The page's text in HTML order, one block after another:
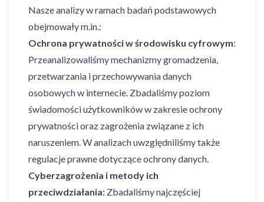
Nasze analizy w ramach badań podstawowych
obejmowały m.in.:
Ochrona prywatności w środowisku cyfrowym:
Przeanalizowaliśmy mechanizmy gromadzenia,
przetwarzania i przechowywania danych
osobowych w internecie. Zbadaliśmy poziom
świadomości użytkowników w zakresie ochrony
prywatności oraz zagrożenia związane z ich
naruszeniem. W analizach uwzględniliśmy także
regulacje prawne dotyczące ochrony danych.
Cyberzagrożenia i metody ich
przeciwdziałania: Zbadaliśmy najczęściej